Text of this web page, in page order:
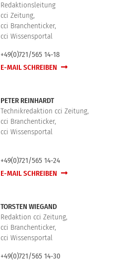
Redaktionsleitung
cci Zeitung,
cci Branchenticker,
cci Wissensportal
+49(0)721/565 14-18
E-MAIL SCHREIBEN
PETER REINHARDT
Technikredaktion cci Zeitung,
cci Branchenticker,
cci Wissensportal
+49(0)721/565 14-24
E-MAIL SCHREIBEN
TORSTEN WIEGAND
Redaktion cci Zeitung,
cci Branchenticker,
cci Wissensportal
+49(0)721/565 14-30